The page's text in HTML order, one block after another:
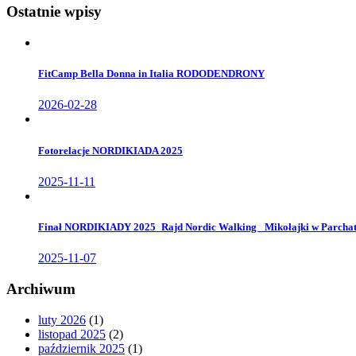
Ostatnie wpisy
FitCamp Bella Donna in Italia RODODENDRONY
2026-02-28
Fotorelacje NORDIKIADA 2025
2025-11-11
Finał NORDIKIADY 2025_Rajd Nordic Walking _Mikołajki w
2025-11-07
Archiwum
luty 2026 (1)
listopad 2025 (2)
październik 2025 (1)